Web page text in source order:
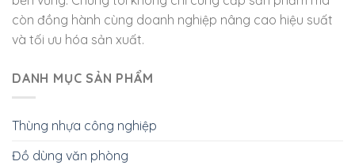
còn đồng hành cùng doanh nghiệp nâng cao hiệu suất
và tối ưu hóa sản xuất.
DANH MỤC SẢN PHẨM
Thùng nhựa công nghiệp
Đồ dùng văn phòng